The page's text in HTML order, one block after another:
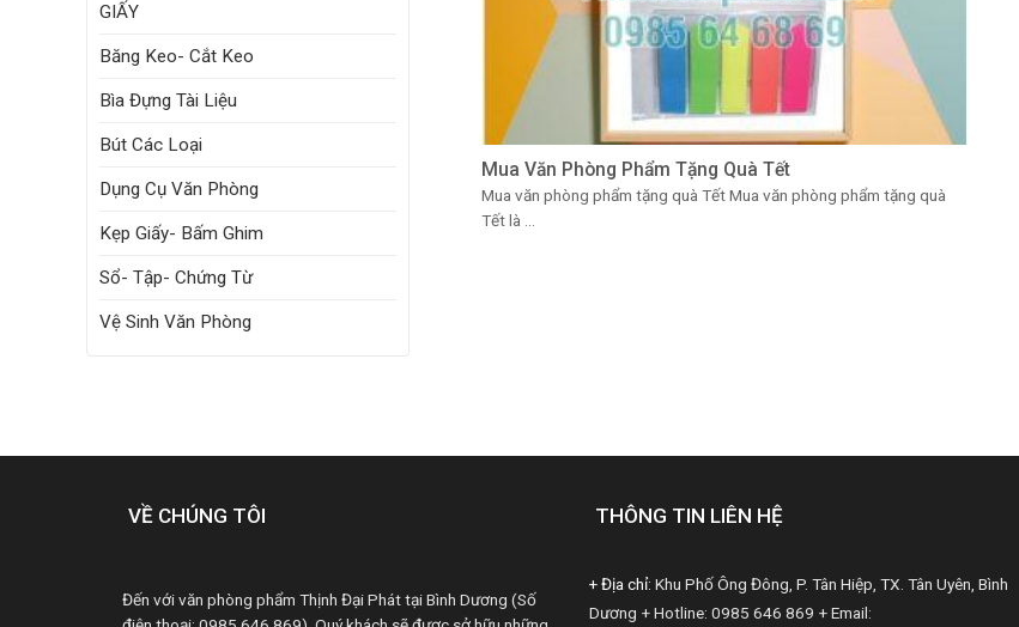
GIẤY
Băng Keo- Cắt Keo
Bìa Đựng Tài Liệu
Bút Các Loại
Dụng Cụ Văn Phòng
Kẹp Giấy- Bấm Ghim
Sổ- Tập- Chứng Từ
Vệ Sinh Văn Phòng
Mua Văn Phòng Phẩm Tặng Quà Tết
Mua văn phòng phẩm tặng quà Tết Mua văn phòng phẩm tặng quà
Tết là ...
VỀ CHÚNG TÔI
Đến với văn phòng phẩm Thịnh Đại Phát tại Bình Dương (Số
THÔNG TIN LIÊN HỆ
+ Địa chỉ: Khu Phố Ông Đông, P. Tân Hiệp, TX. Tân Uyên, Bình
Dương + Hotline: 0985 646 869 + Email: